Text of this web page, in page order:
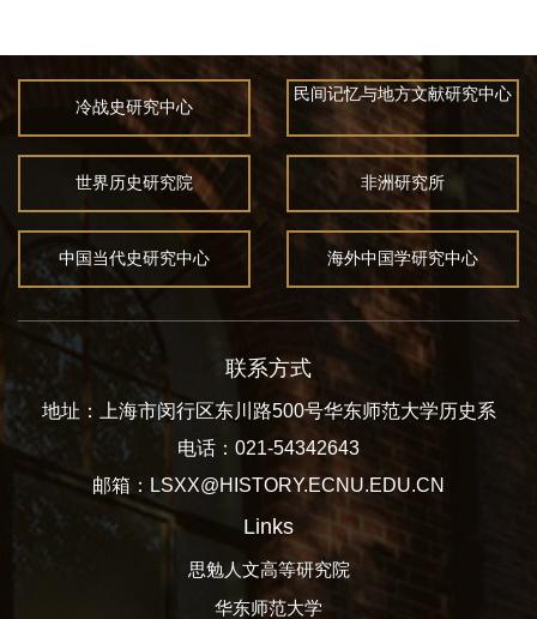
冷战史研究中心
民间记忆与地方文献研究中心
世界历史研究院 非洲研究所
中国当代史研究中心 海外中国学研究中心
联系方式
地址：上海市闵行区东川路500号华东师范大学历史系
电话：021-54342643
邮箱：LSXX@HISTORY.ECNU.EDU.CN
Links
思勉人文高等研究院
华东师范大学